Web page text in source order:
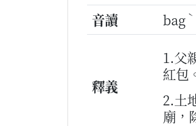
音讀
bag ˋ
釋義
1.父
紅包
2.土
廟，